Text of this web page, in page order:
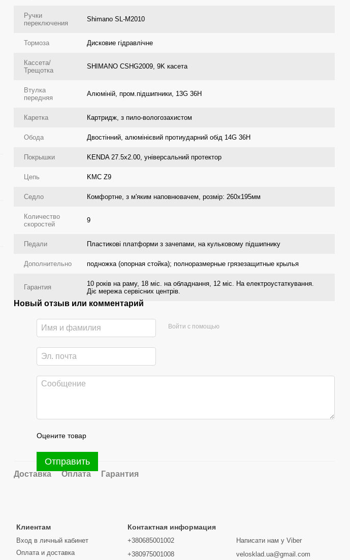
Ручки
переключения
Shimano SL-M2010
Тормоза Дисковие гідравлічне
Кассета/
Трещотка
SHIMANO CSHG2009, 9K касета
Втулка
передняя
Алюміній, пром.підшипники, 13G 36H
Каретка Картридж, з пило-вологозахистом
Обода Двостінний, алюмінієвий протиударний обід 14G 36H
Покрышки KENDA 27.5х2.00, універсальний протектор
Цепь KMC Z9
Седло Комфортне, з м'яким наповнювачем, розмiр: 260х195мм
Количество
скоростей
9
Педали Пластикові платформи з зачепами, на кульковому підшипнику
Дополнительно подножка (опорная стойка); полноразмерные грязезащитные крылья
Гарантия
10 років на раму, 18 міс. на обладнання, 12 міс. На електроустаткування.
Діє мережа сервісних центрів.
Новый отзыв или комментарий
Войти с помощью
Оцените товар
Отправить
Доставка Оплата Гарантия
Клиентам
Вход в личный кабинет
Оплата и доставка
Контактная информация
+380685001002
+380975001008
Написати нам у Viber
velosklad.ua@gmail.com